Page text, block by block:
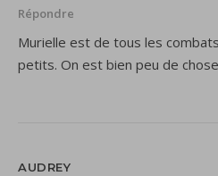
Répondre
Murielle est de tous les
petits. On est bien peu de
AUDREY